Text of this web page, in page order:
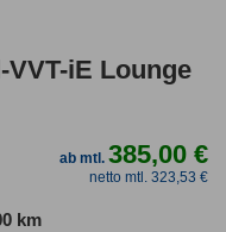
iE Lounge
ab mtl.385,00 €
netto mtl. 323,53 €
km